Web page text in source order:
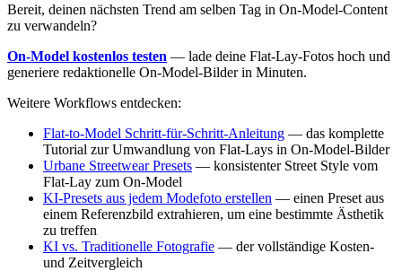
Bereit, deinen nächsten Trend am selben Tag in On-Model-Content
zu verwandeln?
On-Model kostenlos testen — lade deine Flat-Lay-Fotos hoch und
generiere redaktionelle On-Model-Bilder in Minuten.
Weitere Workflows entdecken:
Flat-to-Model Schritt-für-Schritt-Anleitung — das komplette
Tutorial zur Umwandlung von Flat-Lays in On-Model-Bilder
Urbane Streetwear Presets — konsistenter Street Style vom
Flat-Lay zum On-Model
KI-Presets aus jedem Modefoto erstellen — einen Preset aus
einem Referenzbild extrahieren, um eine bestimmte Ästhetik
zu treffen
KI vs. Traditionelle Fotografie — der vollständige Kosten-
und Zeitvergleich